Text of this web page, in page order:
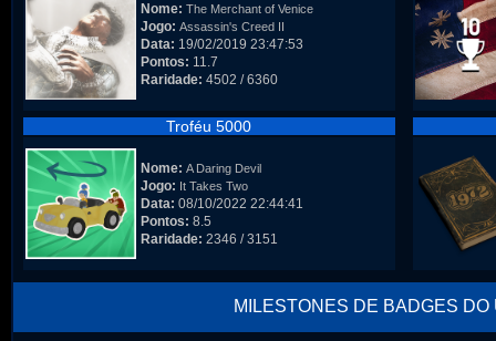
Nome: The Merchant of Venice
Jogo: Assassin's Creed II
Data: 19/02/2019 23:47:53
Pontos: 11.7
Raridade: 4502 / 6360
Troféu 5000
Nome: A Daring Devil
Jogo: It Takes Two
Data: 08/10/2022 22:44:41
Pontos: 8.5
Raridade: 2346 / 3151
MILESTONES DE BADGES DO